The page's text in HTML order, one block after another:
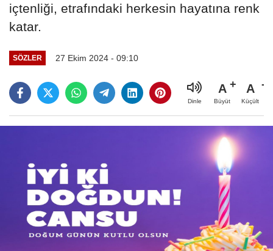
içtenliği, etrafındaki herkesin hayatına renk
katar.
SÖZLER 27 Ekim 2024 - 09:10
Dinle
A
Büyüt
A
Küçült